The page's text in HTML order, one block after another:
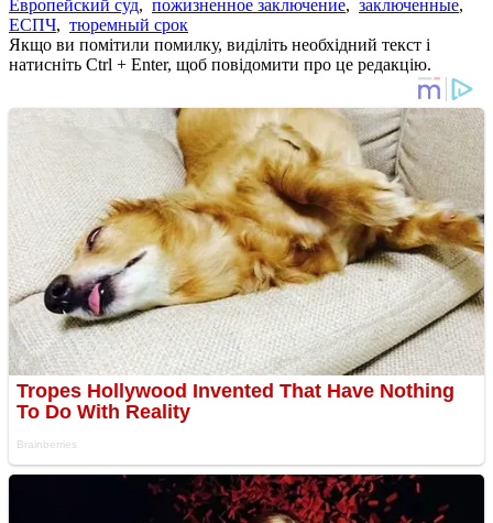
Европейский суд, пожизненное заключение, заключенные,
ЕСПЧ, тюремный срок
Якщо ви помітили помилку, виділіть необхідний текст і
натисніть Ctrl + Enter, щоб повідомити про це редакцію.